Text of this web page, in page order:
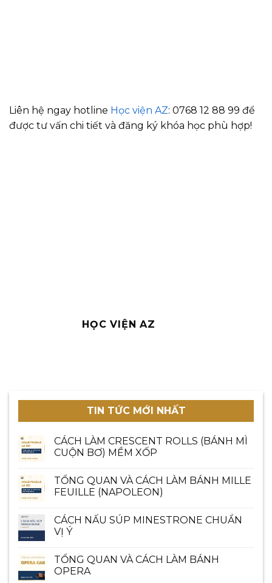
Liên hệ ngay hotline Học viện AZ: 0768 12 88 99 để
được tư vấn chi tiết và đăng ký khóa học phù hợp!
HỌC VIỆN AZ
TIN TỨC MỚI NHẤT
CÁCH LÀM CRESCENT ROLLS (BÁNH MÌ
CUỘN BƠ) MỀM XỐP
TỔNG QUAN VÀ CÁCH LÀM BÁNH MILLE
FEUILLE (NAPOLEON)
CÁCH NẤU SÚP MINESTRONE CHUẨN
VỊ Ý
TỔNG QUAN VÀ CÁCH LÀM BÁNH
OPERA